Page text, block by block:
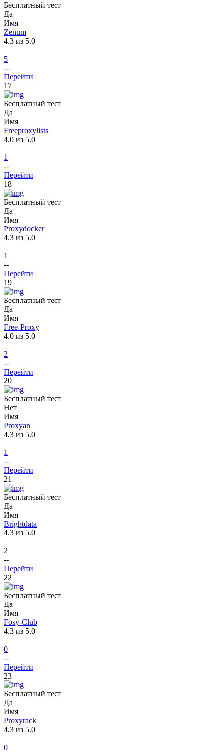
Бесплатный тест
Да
Имя
Zenum
4.3 из 5.0
5
--
Перейти
17
Бесплатный тест
Да
Имя
Freeproxylists
4.0 из 5.0
1
--
Перейти
18
Бесплатный тест
Да
Имя
Proxydocker
4.3 из 5.0
1
--
Перейти
19
Бесплатный тест
Да
Имя
Free-Proxy
4.0 из 5.0
2
--
Перейти
20
Бесплатный тест
Нет
Имя
Proxyan
4.3 из 5.0
1
--
Перейти
21
Бесплатный тест
Да
Имя
Brightdata
4.3 из 5.0
2
--
Перейти
22
Бесплатный тест
Да
Имя
Fosy-Club
4.3 из 5.0
0
--
Перейти
23
Бесплатный тест
Да
Имя
Proxyrack
4.3 из 5.0
0